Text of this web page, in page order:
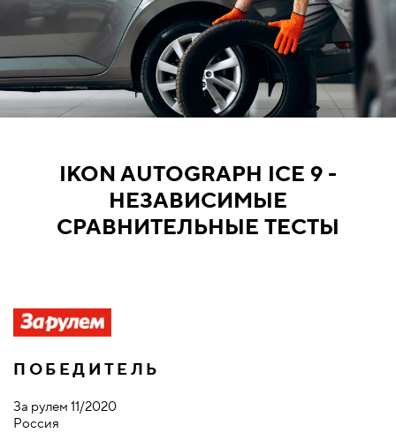
IKON AUTOGRAPH ICE 9 -
НЕЗАВИСИМЫЕ
СРАВНИТЕЛЬНЫЕ ТЕСТЫ
ПОБЕДИТЕЛЬ
За рулем 11/2020
Россия